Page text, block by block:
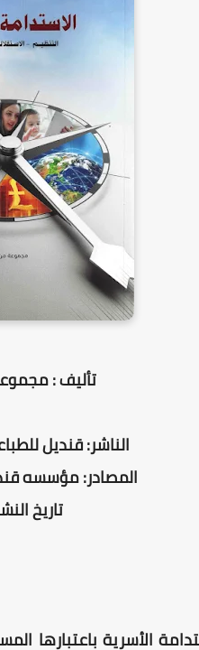
تأليف :
الناشر: قنديل
المصادر: مؤسسه
تاريخ النشر:
الأسرية